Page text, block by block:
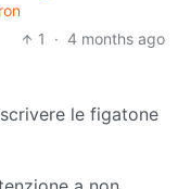
1
· 4 months ago
le figatone